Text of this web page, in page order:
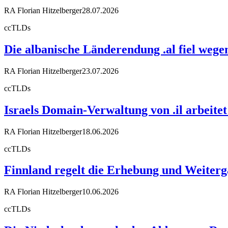
RA Florian Hitzelberger28.07.2026
ccTLDs
Die albanische Länderendung .al fiel
RA Florian Hitzelberger23.07.2026
ccTLDs
Israels Domain-Verwaltung von .il
RA Florian Hitzelberger18.06.2026
ccTLDs
Finnland regelt die Erhebung und
RA Florian Hitzelberger10.06.2026
ccTLDs